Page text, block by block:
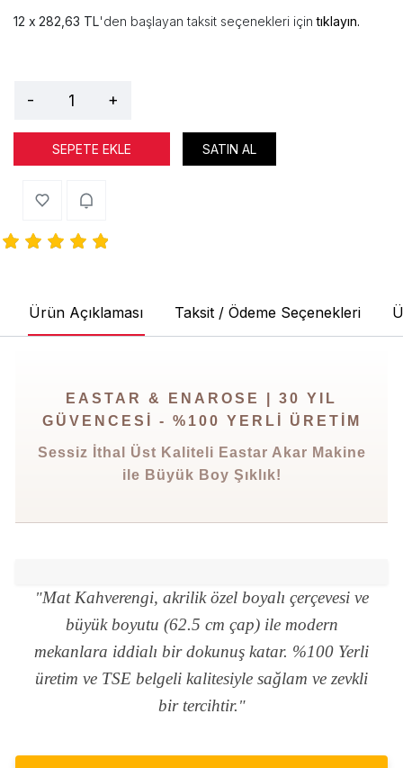
282,63 TL'den başlayan taksit seçenekleri içintıklayın.
- +
SEPETE EKLE SATIN AL
Ürün Açıklaması Taksit / Ödeme Seçenekleri
EASTAR & ENAROSE | 30 YIL
GÜVENCESI - %100 YERLI ÜRETIM
Sessiz İthal Üst Kaliteli Eastar Akar Makine
ile Büyük Boy Şıklık!
"Mat Kahverengi, akrilik özel boyalı çerçevesi ve
büyük boyutu (62.5 cm çap) ile modern
mekanlara iddialı bir dokunuş katar. %100 Yerli
üretim ve TSE belgeli kalitesiyle sağlam ve zevkli
bir tercihtir. "